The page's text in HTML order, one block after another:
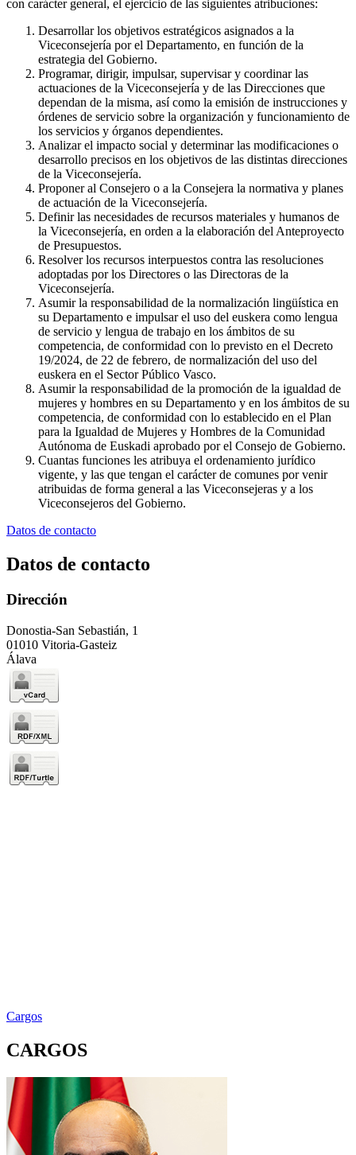
con carácter general, el ejercicio de las siguientes atribuciones:
Desarrollar los objetivos estratégicos asignados a la
Viceconsejería por el Departamento, en función de la
estrategia del Gobierno.
Programar, dirigir, impulsar, supervisar y coordinar las
actuaciones de la Viceconsejería y de las Direcciones que
dependan de la misma, así como la emisión de instrucciones y
órdenes de servicio sobre la organización y funcionamiento de
los servicios y órganos dependientes.
Analizar el impacto social y determinar las modificaciones o
desarrollo precisos en los objetivos de las distintas direcciones
de la Viceconsejería.
Proponer al Consejero o a la Consejera la normativa y planes
de actuación de la Viceconsejería.
Definir las necesidades de recursos materiales y humanos de
la Viceconsejería, en orden a la elaboración del Anteproyecto
de Presupuestos.
Resolver los recursos interpuestos contra las resoluciones
adoptadas por los Directores o las Directoras de la
Viceconsejería.
Asumir la responsabilidad de la normalización lingüística en
su Departamento e impulsar el uso del euskera como lengua
de servicio y lengua de trabajo en los ámbitos de su
competencia, de conformidad con lo previsto en el Decreto
19/2024, de 22 de febrero, de normalización del uso del
euskera en el Sector Público Vasco.
Asumir la responsabilidad de la promoción de la igualdad de
mujeres y hombres en su Departamento y en los ámbitos de su
competencia, de conformidad con lo establecido en el Plan
para la Igualdad de Mujeres y Hombres de la Comunidad
Autónoma de Euskadi aprobado por el Consejo de Gobierno.
Cuantas funciones les atribuya el ordenamiento jurídico
vigente, y las que tengan el carácter de comunes por venir
atribuidas de forma general a las Viceconsejeras y a los
Viceconsejeros del Gobierno.
Datos de contacto
Datos de contacto
Dirección
Donostia-San Sebastián, 1
01010 Vitoria-Gasteiz
Álava
Cargos
CARGOS